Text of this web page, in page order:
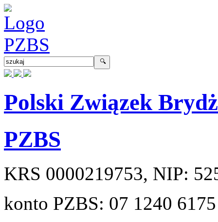
Polski Związek
PZBS
KRS 0000219753, NIP:
konto PZBS: 07 1240